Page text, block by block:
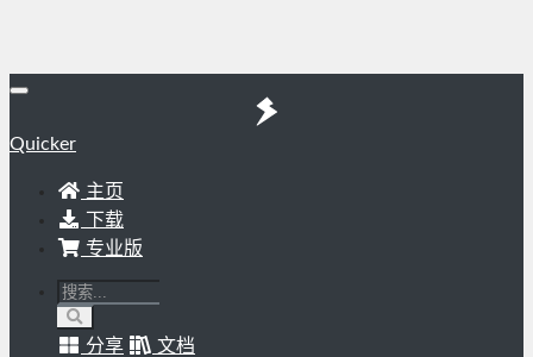
Quicker
主页
下载
专业版
分享
文档